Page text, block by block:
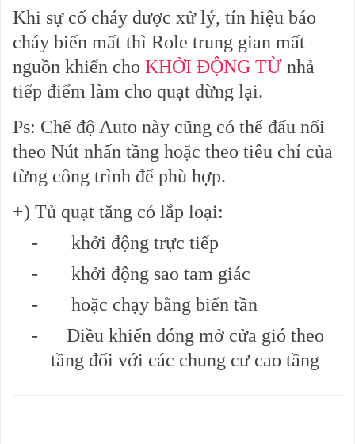
Khi sự cố cháy được xử lý, tín hiệu báo
cháy biến mất thì Role trung gian mất
nguồn khiến cho KHỞI ĐỘNG TỪ nhả
tiếp điểm làm cho quạt dừng lại.
Ps: Chế độ Auto này cũng có thể đấu nối
theo Nút nhấn tầng hoặc theo tiêu chí của
từng công trình để phù hợp.
+) Tủ quạt tăng có lắp loại:
-
khởi động trực tiếp
-
khởi động sao tam giác
-
hoặc chạy bằng biến tần
- Điều khiển đóng mở cửa gió theo
tầng đối với các chung cư cao tầng